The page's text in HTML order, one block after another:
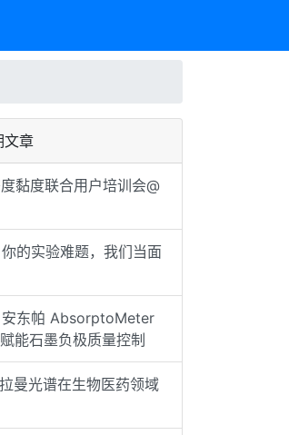
文章
黏度联合用户培训会@
的实验难题，我们当面
东帕 AbsorptoMeter
能石墨负极质量控制
曼光谱在生物医药领域